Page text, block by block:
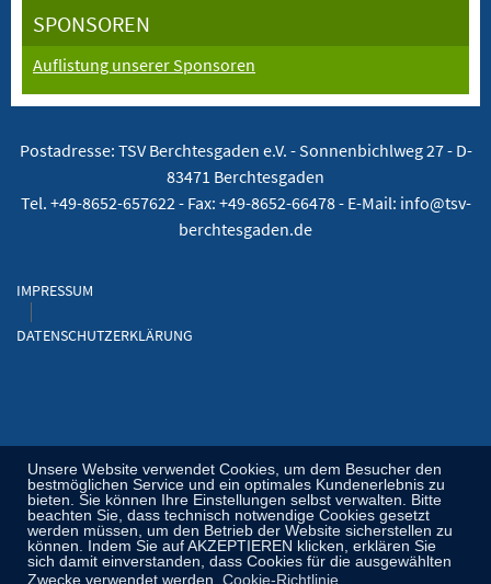
Unsere Website verwendet Cookies, um dem Besucher den
bestmöglichen Service und ein optimales Kundenerlebnis zu
bieten. Sie können Ihre Einstellungen selbst verwalten. Bitte
beachten Sie, dass technisch notwendige Cookies gesetzt
werden müssen, um den Betrieb der Website sicherstellen zu
können. Indem Sie auf AKZEPTIEREN klicken, erklären Sie
sich damit einverstanden, dass Cookies für die ausgewählten
Zwecke verwendet werden. Cookie-Richtlinie
SPONSOREN
Auflistung unserer Sponsoren
Postadresse: TSV Berchtesgaden e.V. -Sonnenbichlweg 27 - D-
83471 Berchtesgaden
Tel. +49-8652-657622 - Fax: +49-8652-66478 - E-Mail: info@tsv-
berchtesgaden.de
IMPRESSUM
DATENSCHUTZERKLÄRUNG